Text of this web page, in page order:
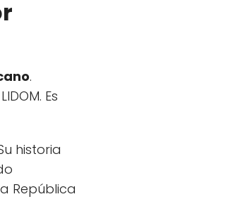
.
Es
historia
República